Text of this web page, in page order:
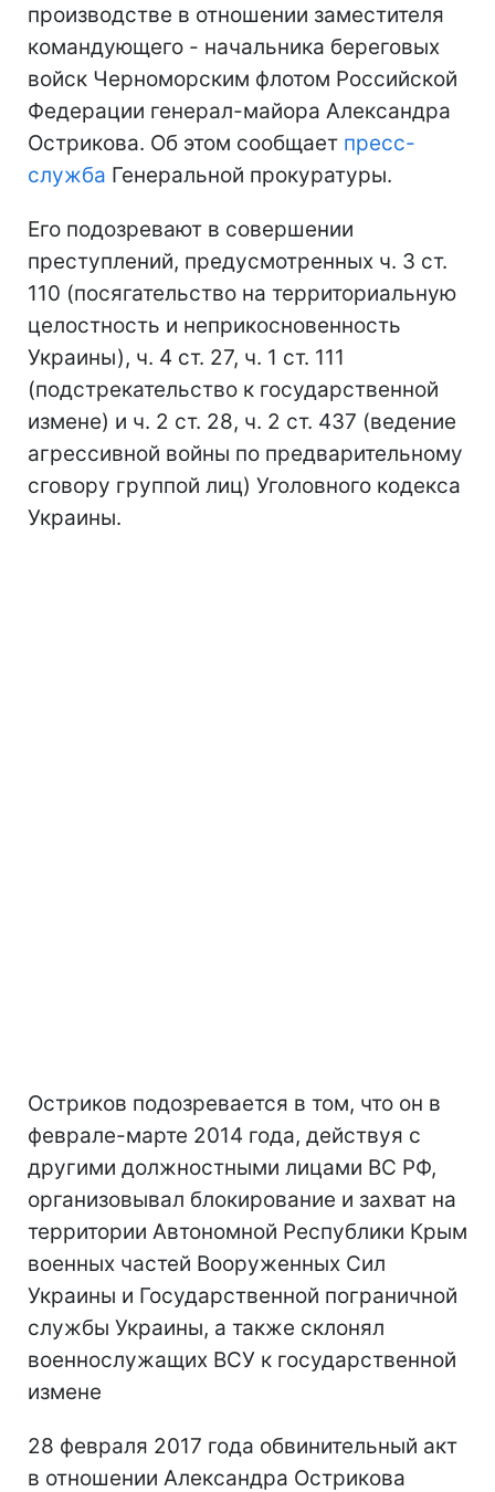
производстве в отношении заместителя
командующего - начальника береговых
войск Черноморским флотом Российской
Федерации генерал-майора Александра
Острикова. Об этом сообщает преcс-
служба Генеральной прокуратуры.
Его подозревают в совершении
преступлений, предусмотренных ч. 3 ст.
110 (посягательство на территориальную
целостность и неприкосновенность
Украины), ч. 4 ст. 27, ч. 1 ст. 111
(подстрекательство к государственной
измене) и ч. 2 ст. 28, ч. 2 ст. 437 (ведение
агрессивной войны по предварительному
сговору группой лиц) Уголовного кодекса
Украины.
Остриков подозревается в том, что он в
феврале-марте 2014 года, действуя с
другими должностными лицами ВC РФ,
организовывал блокирование и захват на
территории Автономной Республики Крым
военных частей Вооруженных Сил
Украины и Государственной пограничной
службы Украины, а также склонял
военнослужащих ВCУ к государственной
измене
28 февраля 2017 года обвинительный акт
в отношении Александра Острикова